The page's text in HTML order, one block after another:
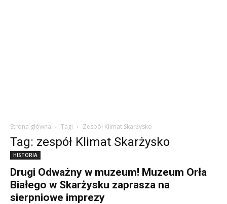
Strona główna Tagi Zespół Klimat Skarżysko
Tag: zespół Klimat Skarżysko
HISTORIA
Drugi Odważny w muzeum! Muzeum Orła
Białego w Skarżysku zaprasza na
sierpniowe imprezy